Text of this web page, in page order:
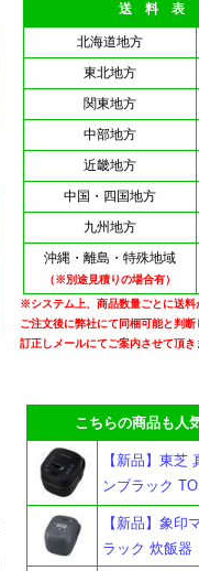
送 料 表
北海道地方
東北地方
関東地方
中部地方
近畿地方
中国・四国地方
九州地方
沖縄・離島・特殊地域
（※別途見積りの場合有）
※システム上、商品数量ごとに送料
ご注文後に弊社にて同梱可能と判
訂正しメールにてご案内させて頂き
こちらの商品も人気
【新品】東
ンブラック
【新品】象
ラック 炊飯器